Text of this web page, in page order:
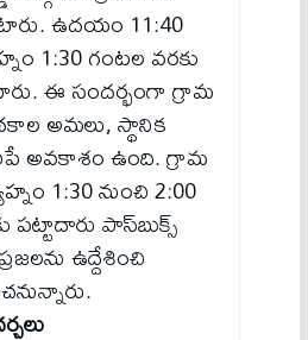
ఉదయం 11:40
1:30 గంటల వరకు
ఈ సందర్భంగా గ్రామ
అమలు, స్థానిక
అవకాశం ఉంది. గ్రామ
1:30 నుంచి 2:00
పట్టాదారు పాస్‌బుక్స్
ఉద్దేశించి